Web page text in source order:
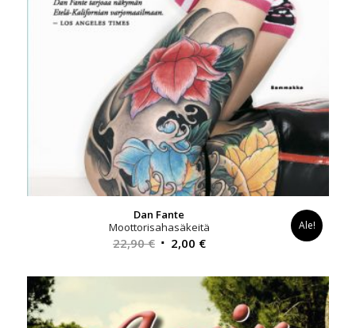
Dan Fante
Moottorisahasäkeitä
22,90€ Alkuperäinen
oli:
2,00 €Nykyinen
on:
2,00 €.
Ale!